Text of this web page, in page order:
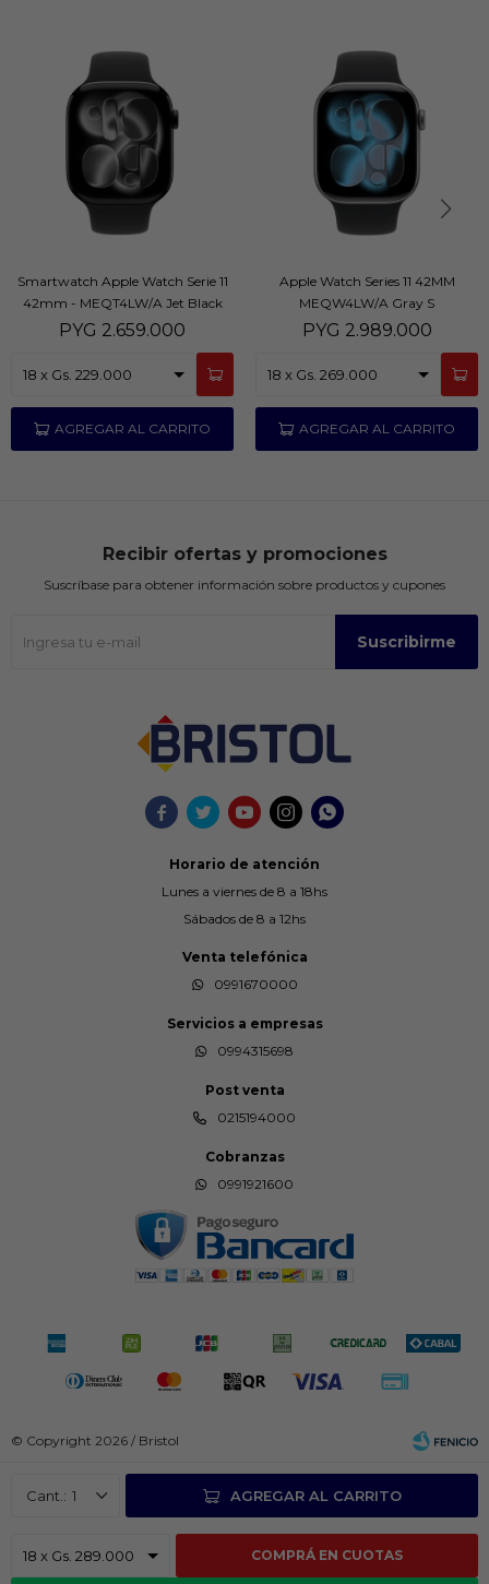
1 AGREGAR AL CARRITO
COMPRÁ EN CUOTAS
Smartwatch Apple Watch Serie 11
42mm - MEQT4LW/A Jet Black
PYG 2.659.000
Apple Watch Series 11 42MM
MEQW4LW/A Gray S
PYG 2.989.000
    
Horario de atención
Lunes a viernes de 8 a 18hs
Sábados de 8 a 12hs
Venta telefónica
0991670000
Servicios a empresas
0994315698
Post venta
0215194000
Cobranzas
0991921600
Recibir ofertas y promociones
Suscríbase para obtener información sobre productos y cupones
Suscribirme
© Copyright 2026 / Bristol